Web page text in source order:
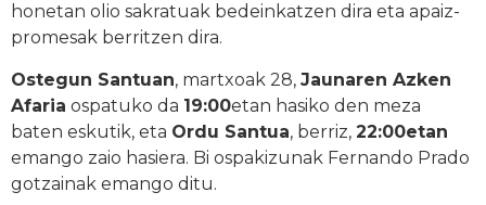
honetan olio sakratuak bedeinkatzen dira eta apaiz-
promesak berritzen dira.
Ostegun Santuan, martxoak 28, Jaunaren Azken
Afaria ospatuko da 19:00etan hasiko den meza
baten eskutik, eta Ordu Santua, berriz, 22:00etan
emango zaio hasiera. Bi ospakizunak Fernando Prado
gotzainak emango ditu.